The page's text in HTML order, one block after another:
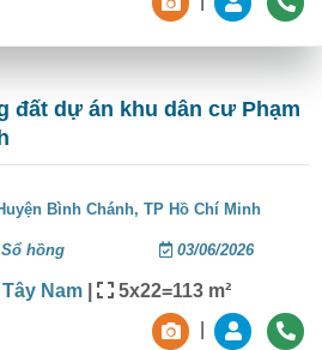
đất dự án khu dân cư Phạm
Bình Chánh,TP Hồ Chí Minh
Sổ hồng 03/06/2026
Tây Nam | 5x22=113 m²